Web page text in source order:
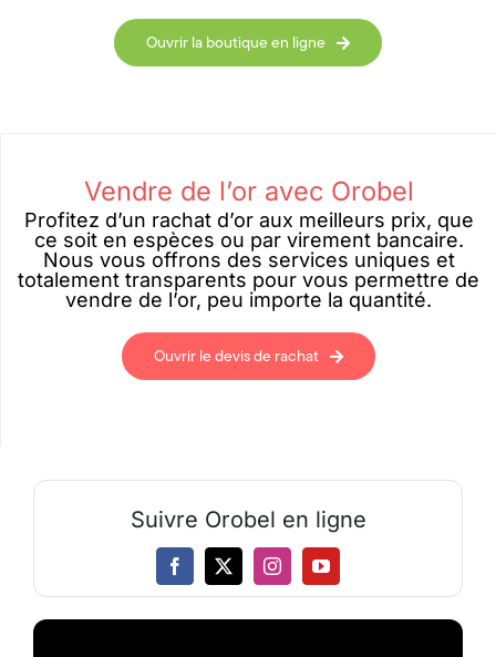
Ouvrir la boutique en ligne
Vendre de l’or avec Orobel
Profitez d’un rachat d’or aux meilleurs prix, que
ce soit en espèces ou par virement bancaire.
Nous vous offrons des services uniques et
totalement transparents pour vous permettre de
vendre de l’or, peu importe la quantité.
Ouvrir le devis de rachat
Suivre Orobel en ligne